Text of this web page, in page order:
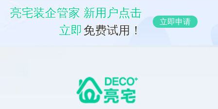
亮宅装企管家 新用户点击
立即免费试用！
立即申请